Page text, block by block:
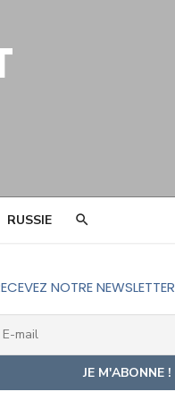
RUSSIE
NOTRE NEWSLETTER